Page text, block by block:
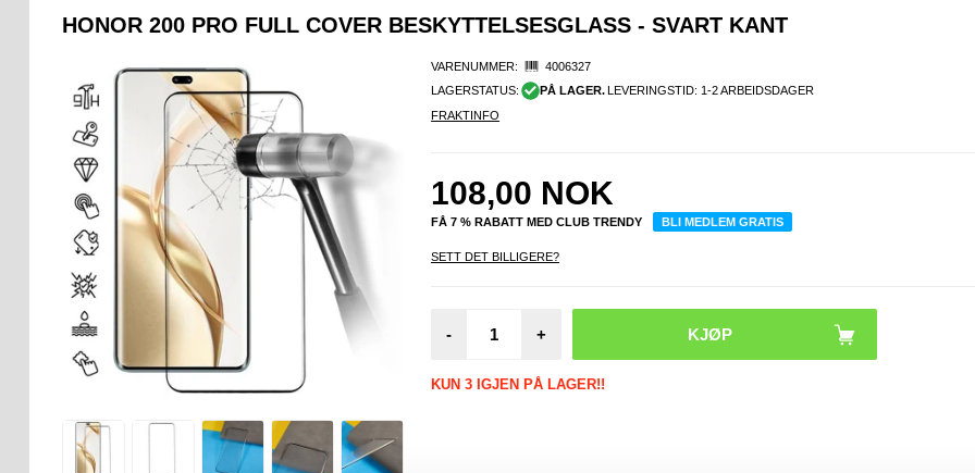
HONOR 200 PRO FULL COVER BESKYTTELSESGLASS - SVART KANT
VARENUMMER:
4006327
LAGERSTATUS:
PÅ LAGER.
LEVERINGSTID: 1-2 ARBEIDSDAGER
FRAKTINFO
108,00 NOK
FÅ 7 % RABATT MED CLUB TRENDY BLI MEDLEM GRATIS
SETT DET BILLIGERE?
- +
KUN 3 IGJEN PÅ LAGER!!